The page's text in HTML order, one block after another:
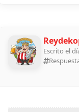
Escrito el